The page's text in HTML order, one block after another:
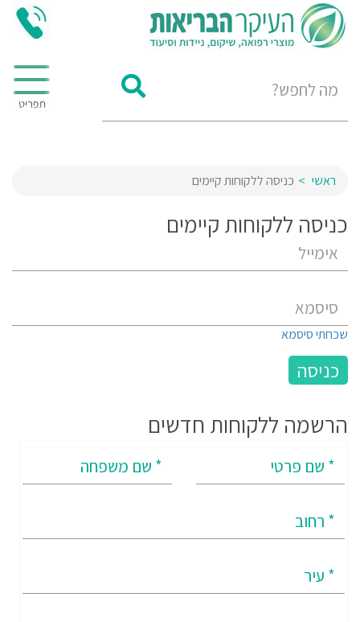
ראשי כניסה ללקוחות קיימים
כניסה ללקוחות קיימים
שכחתי סיסמא
הרשמה ללקוחות חדשים